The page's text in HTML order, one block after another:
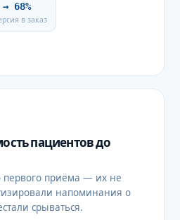
→ 68%
в заказ
пациентов до
приёма — их не
напоминания о
срываться.